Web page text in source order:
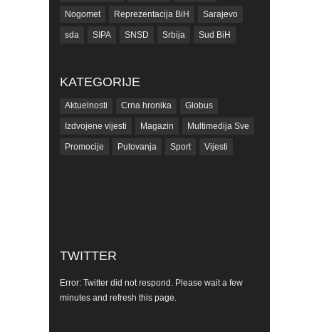
Nogomet Reprezentacija BiH Sarajevo
sda SIPA SNSD Srbija Sud BiH
Tužilaštvo KS ubistvo
KATEGORIJE
Aktuelnosti Crna hronika Globus
Izdvojene vijesti Magazin Multimedija Sve
Promocije Putovanja Sport Vijesti
TWITTER
Error: Twitter did not respond. Please wait a few
minutes and refresh this page.